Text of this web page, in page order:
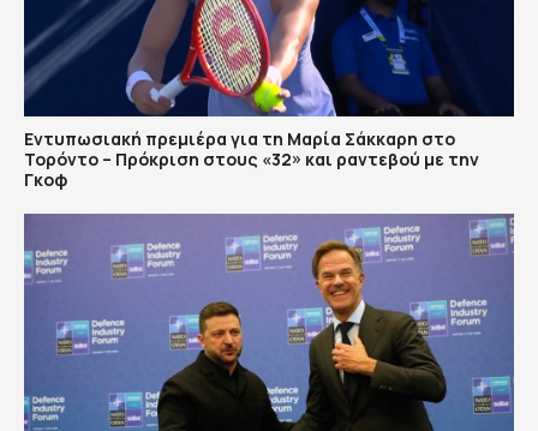
Εντυπωσιακή πρεμιέρα για τη Μαρία Σάκκαρη στο
Τορόντο – Πρόκριση στους «32» και ραντεβού με την
Γκοφ